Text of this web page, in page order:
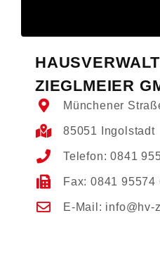
ZIEGLMEIER
Münchener
85051 Ingolstadt
Telefon: 0841
Fax: 0841 95574
E-Mail: info@hv-